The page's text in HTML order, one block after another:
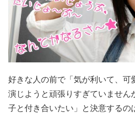
好きな人の前で「気が利いて、可
演じようと頑張りすぎていません
子と付き合いたい」と決意するの